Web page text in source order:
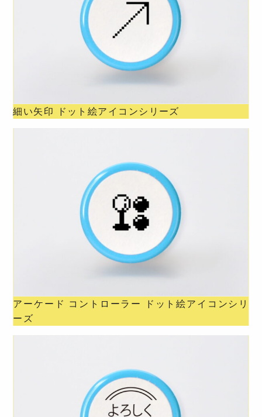
細い矢印 ドット絵アイコンシリーズ
アーケード コントローラー ドット絵アイコンシリ
ーズ